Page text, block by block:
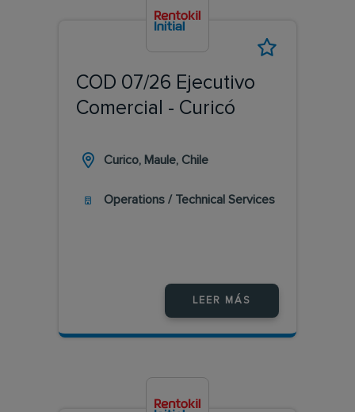
COD 07/26 Ejecutivo
Comercial - Curicó
Curico, Maule, Chile
Operations / Technical Services
LEER MÁS